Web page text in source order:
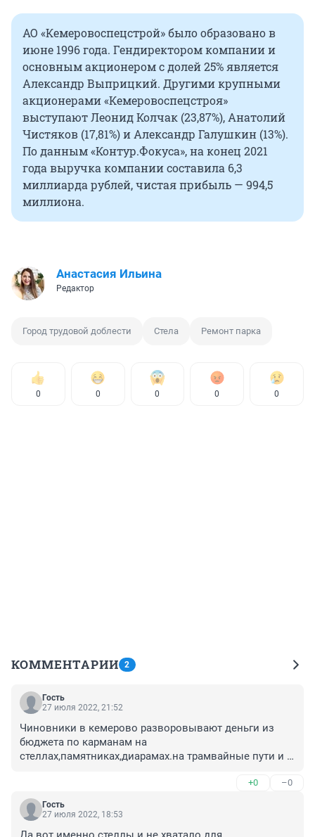
АО «Кемеровоспецстрой» было образовано в
июне 1996 года. Гендиректором компании и
основным акционером с долей 25% является
Александр Выприцкий. Другими крупными
акционерами «Кемеровоспецстроя»
выступают Леонид Колчак (23,87%), Анатолий
Чистяков (17,81%) и Александр Галушкин (13%).
По данным «Контур.Фокуса», на конец 2021
года выручка компании составила 6,3
миллиарда рублей, чистая прибыль — 994,5
миллиона.
Анастасия Ильина
Редактор
Город трудовой доблести Стела Ремонт парка
0 0 0 0 0
КОММЕНТАРИИ 2
Гость
27 июля 2022, 21:52
Чиновники в кемерово разворовывают деньги из
бюджета по карманам на
стеллах,памятниках,диарамах.на трамвайные пути и
сооружения денег нет.грэс коптит черным дымом и
никто за это не отвечает.цивилев не построил ни
одного мусороперерабатывающего завода
+0 –0
Гость
27 июля 2022, 18:53